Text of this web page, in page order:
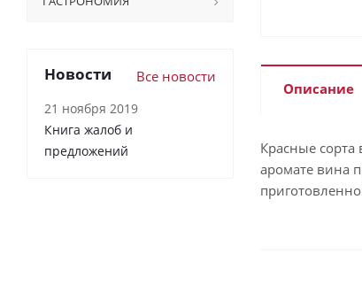
Описание
Красные
аромате вина
Новости Все новости
21 ноября 2019
Книга жалоб и
предложений